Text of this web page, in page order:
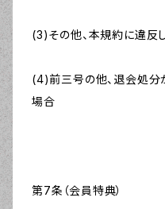
(3)その他、本規約に違反
(4)前三号の他、退会処分
場合
第7条（会員特典）